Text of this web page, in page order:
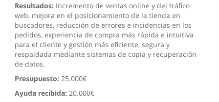
Resultados: Incremento de ventas online y del tráfico
web, mejora en el posicionamiento de la tienda en
buscadores, reducción de errores e incidencias en los
pedidos, experiencia de compra más rápida e intuitiva
para el cliente y gestión más eficiente, segura y
respaldada mediante sistemas de copia y recuperación
de datos.
Presupuesto: 25.000€
Ayuda recibida: 20.000€